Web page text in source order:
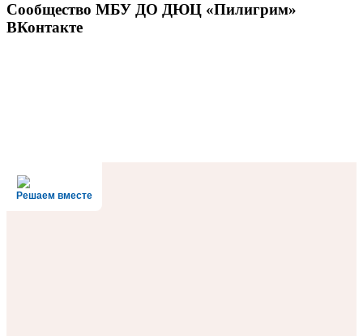
Сообщество МБУ ДО ДЮЦ «Пилигрим»
ВКонтакте
Решаем вместе